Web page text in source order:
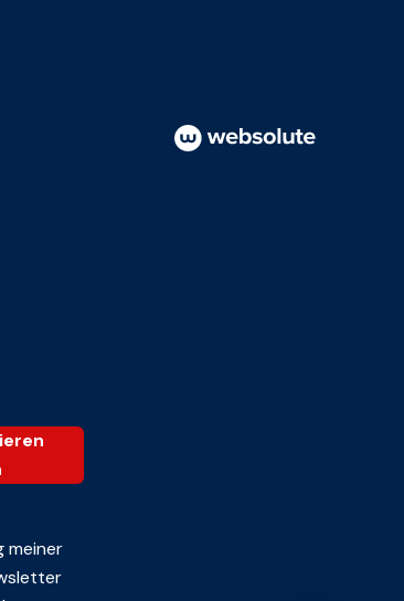
meiner